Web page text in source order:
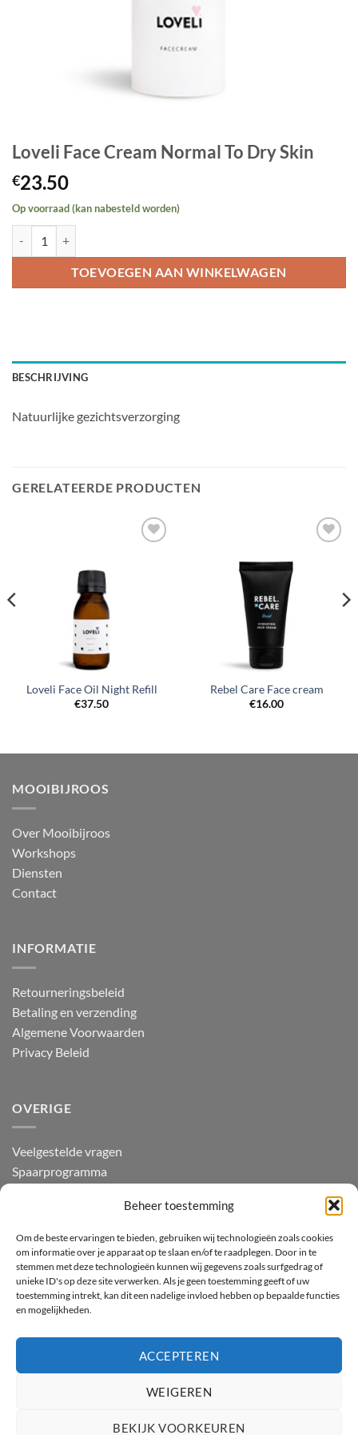
Beheer toestemming
Om de beste ervaringen te bieden, gebruiken wij technologieën zoals cookies
om informatie over je apparaat op te slaan en/of te raadplegen. Door in te
stemmen met deze technologieën kunnen wij gegevens zoals surfgedrag of
unieke ID's op deze site verwerken. Als je geen toestemming geeft of uw
toestemming intrekt, kan dit een nadelige invloed hebben op bepaalde functies
en mogelijkheden.
ACCEPTEREN
WEIGEREN
BEKIJK VOORKEUREN
Loveli Face Cream Normal To Dry Skin
€23.50
Op voorraad (kan nabesteld worden)
TOEVOEGEN AAN WINKELWAGEN
BESCHRIJVING
Natuurlijke gezichtsverzorging
GERELATEERDE PRODUCTEN
Loveli Face Oil Night Refill
€37.50
Rebel Care Face cream
€16.00
MOOIBIJROOS
Over Mooibijroos
Workshops
Diensten
Contact
INFORMATIE
Retourneringsbeleid
Betaling en verzending
Algemene Voorwaarden
Privacy Beleid
OVERIGE
Veelgestelde vragen
Spaarprogramma
CONTACT
Tel: +31 6 20 92 18 59
WhatsApp: +31 6 20 92 18 59
Inschrijven
IDeal BancontactCBC KBC